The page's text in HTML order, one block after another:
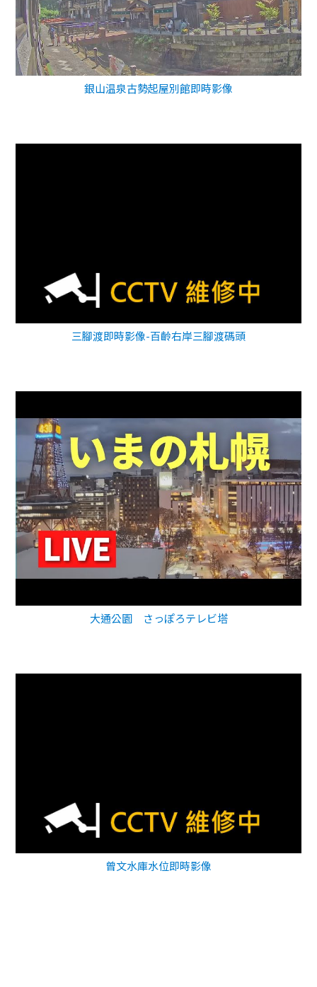
銀山温泉古勢起屋別館即時影像
三腳渡即時影像-百齡右岸三腳渡碼頭
大通公園 さっぽろテレビ塔
曾文水庫水位即時影像